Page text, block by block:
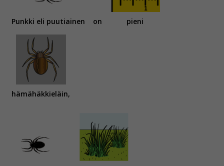
Punkki eli puutiainen on pieni
hämähäkkieläin,